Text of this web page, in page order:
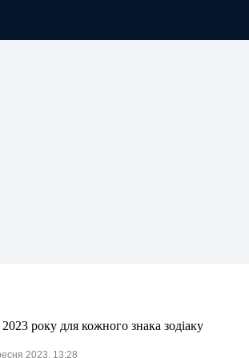
року для кожного знака зодіаку
2023, 13:28